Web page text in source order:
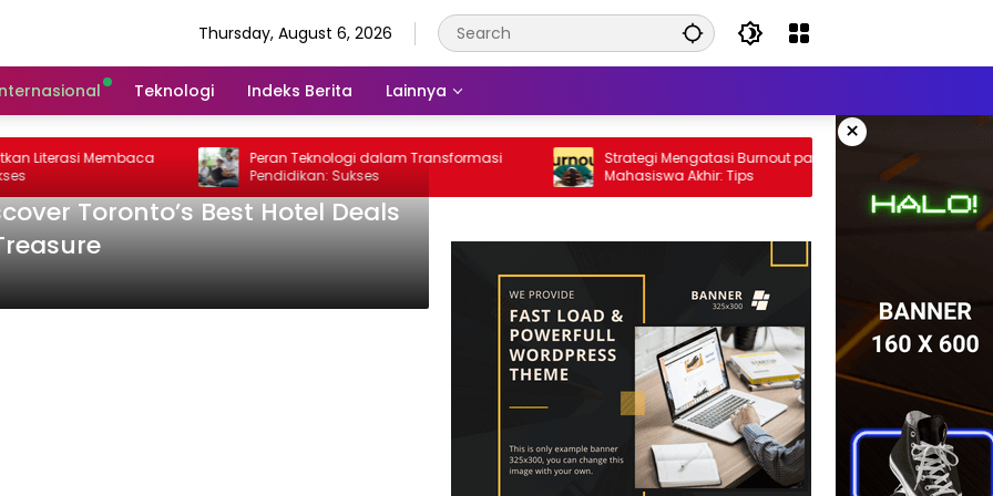
Thursday, August 6, 2026
Teknologi Indeks Berita Lainnya
×
Membaca
Peran Teknologi dalam Transformasi
Pendidikan: Sukses
Strategi Mengatasi Burnout pada
Mahasiswa Akhir: Tips
Toronto’s Best Hotel Deals